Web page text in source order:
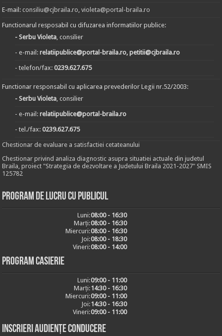
E-mail:consiliu@cjbraila.ro,violeta@portal-braila.ro
Functionarul resposabil cu difuzarea informatiilor publice:
- Serbu Violeta, consilier
- e-mail:relatiipublice@portal-braila.ro, petitii@cjbraila.ro
- telefon/fax:0239.627.675
Functionar responsabil cu aplicarea prevederilor Legii nr.52/2003:
- Serbu Violeta, consilier
- e-mail:relatiipublice@portal-braila.ro
- tel./fax:0239.627.675
Chestionar de evaluare a satisfactiei cetateanului
Chestionar privind analiza diagnostic asupra situatiei actuale din judetul
Braila, proiect "Strategia de dezvoltare a Judetului Braila 2021-2027" SMIS
125782
Program de lucru cu publicul
Luni:08:00 - 16:30
Marți:08:00 - 16:30
Miercuri:08:00 - 16:30
Joi:08:00 - 18:30
Vineri:08:00 - 14:00
Program casierie
Luni:09:00 - 11:00
Marți:14:30 - 16:30
Miercuri:09:00 - 11:00
Joi:14:30 - 16:30
Vineri:09:00 - 11:00
Inscrieri audiențe conducere